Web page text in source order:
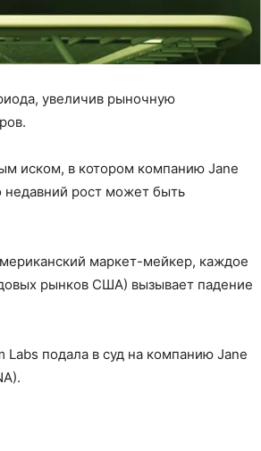
увеличив рыночную
иском, в котором компанию Jane
недавний рост может быть
маркет-мейкер, каждое
рынков США) вызывает падение
Labs подала в суд на компанию Jane